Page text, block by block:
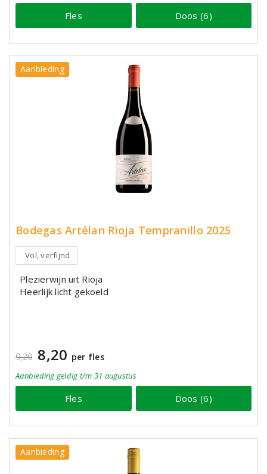
Fles Doos (6)
Aanbieding
Bodegas Artélan Rioja Tempranillo 2025
Vol, verfijnd
Plezierwijn uit Rioja
Heerlijk licht gekoeld
9,20 8,20 per fles
Aanbieding geldig t/m 31 augustus
Fles Doos (6)
Aanbieding